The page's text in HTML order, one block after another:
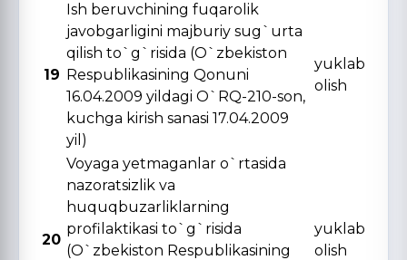
19
Ish beruvchining fuqarolik
javobgarligini majburiy sug`urta
qilish to`g`risida (O`zbekiston
Respublikasining Qonuni
16.04.2009 yildagi O`RQ-210-son,
kuchga kirish sanasi 17.04.2009
yil)
yuklab
olish
20
Voyaga yetmaganlar o`rtasida
nazoratsizlik va
huquqbuzarliklarning
profilaktikasi to`g`risida
(O`zbekiston Respublikasining
yuklab
olish